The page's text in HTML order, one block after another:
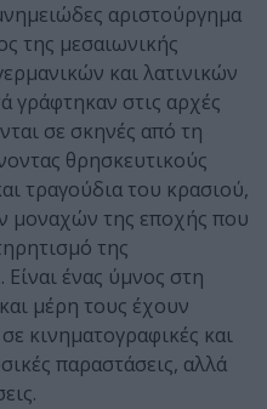
αριστούργημα
της μεσαιωνικής
και λατινικών
γράφτηκαν στις αρχές
σε σκηνές από τη
θρησκευτικούς
τραγούδια του κρασιού,
μοναχών της εποχής που
της
ένας ύμνος στη
μέρη τους έχουν
κινηματογραφικές και
παραστάσεις, αλλά